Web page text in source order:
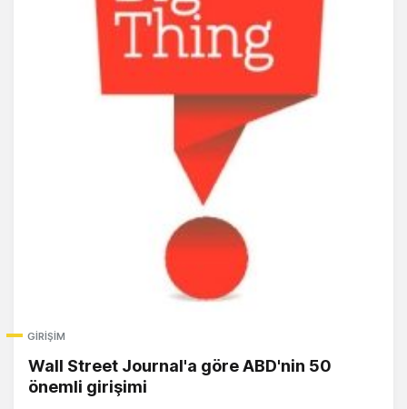
GIRIŞIM
Wall Street Journal'a göre ABD'nin 50
önemli girişimi